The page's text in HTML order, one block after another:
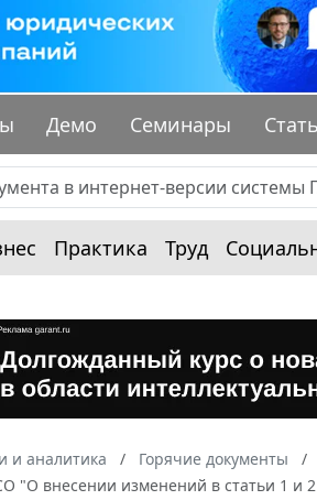
Демо Семинары
Практика Труд
и аналитика Горячие документы
"О внесении изменений в статьи 1 и